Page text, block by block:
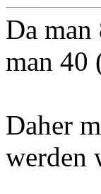
Da
man 40
Daher
werden